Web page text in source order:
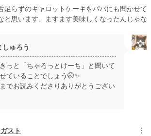
足らずのキャロットケーキをパパにも聞かせて
と思います、ますます美味しくなったんじゃな
しゅろう
っと「ちゃろっとけーち」と聞いて
ていることでしょう🤭✨
でお読みくださりありがとうござい
スト ︙